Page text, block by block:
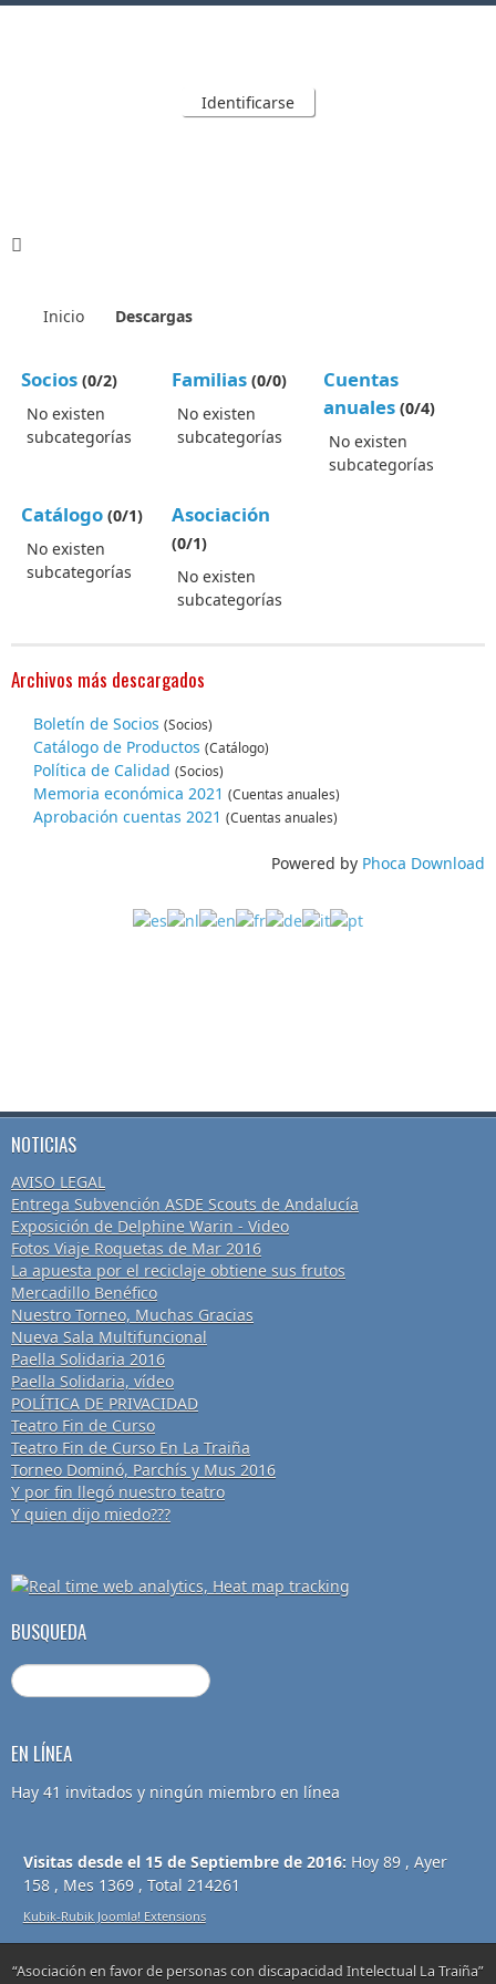
Identificarse
Inicio Descargas
Socios (0/2)
No existen
subcategorías
Familias (0/0)
No existen
subcategorías
Cuentas
anuales (0/4)
No existen
subcategorías
Catálogo (0/1)
No existen
subcategorías
Asociación
(0/1)
No existen
subcategorías
Archivos más descargados
Boletín de Socios (Socios)
Catálogo de Productos (Catálogo)
Política de Calidad (Socios)
Memoria económica 2021 (Cuentas anuales)
Aprobación cuentas 2021 (Cuentas anuales)
Powered by Phoca Download
NOTICIAS
AVISO LEGAL
Entrega Subvención ASDE Scouts de Andalucía
Exposición de Delphine Warin - Video
Fotos Viaje Roquetas de Mar 2016
La apuesta por el reciclaje obtiene sus frutos
Mercadillo Benéfico
Nuestro Torneo, Muchas Gracias
Nueva Sala Multifuncional
Paella Solidaria 2016
Paella Solidaria, vídeo
POLÍTICA DE PRIVACIDAD
Teatro Fin de Curso
Teatro Fin de Curso En La Traiña
Torneo Dominó, Parchís y Mus 2016
Y por fin llegó nuestro teatro
Y quien dijo miedo???
BUSQUEDA
EN LÍNEA
Hay 41 invitados y ningún miembro en línea
Visitas desde el 15 de Septiembre de 2016: Hoy 89 , Ayer
158 , Mes 1369 , Total 214261
Kubik-Rubik Joomla! Extensions
“Asociación en favor de personas con discapacidad Intelectual La Traiña”